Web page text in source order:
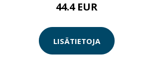
44.4 EUR
LISÄTIETOJA